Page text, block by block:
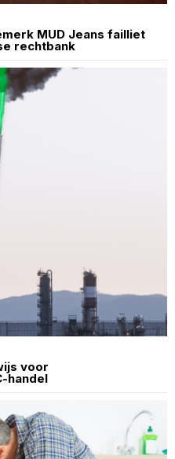
MUD Jeans failliet
rechtbank
voor
handel